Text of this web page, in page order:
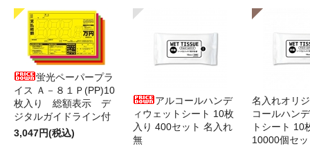
蛍光ペーパープラ
イス Ａ－８１Ｐ(PP)10
枚入り 総額表示 デ
ジタルガイドライン付
3,047円(税込)
アルコールハンデ
ィウェットシート 10枚
入り 400セット 名入れ
無
名入れオリ
コールハン
トシート 10
10000個セ